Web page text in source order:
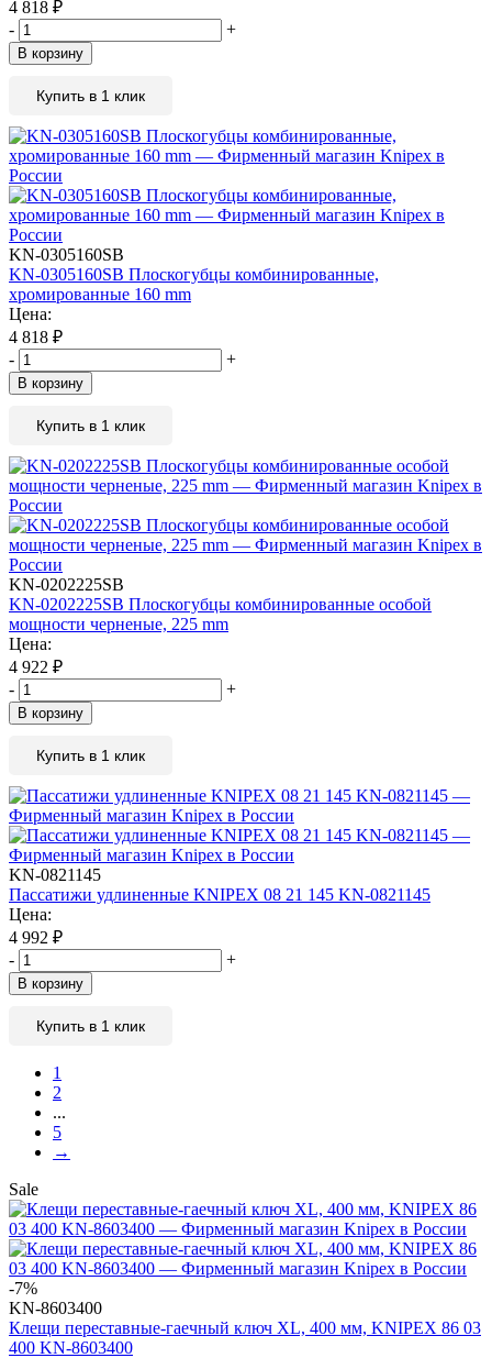
4 818 ₽
-
+
В корзину
Купить в 1 клик
KN-0305160SB
KN-0305160SB Плоскогубцы комбинированные,
хромированные 160 mm
Цена:
4 818 ₽
-
+
В корзину
Купить в 1 клик
KN-0202225SB
KN-0202225SB Плоскогубцы комбинированные особой
мощности черненые, 225 mm
Цена:
4 922 ₽
-
+
В корзину
Купить в 1 клик
KN-0821145
Пассатижи удлиненные KNIPEX 08 21 145 KN-0821145
Цена:
4 992 ₽
-
+
В корзину
Купить в 1 клик
1
2
...
5
→
Sale
-7%
KN-8603400
Клещи переставные-гаечный ключ XL, 400 мм, KNIPEX 86 03
400 KN-8603400